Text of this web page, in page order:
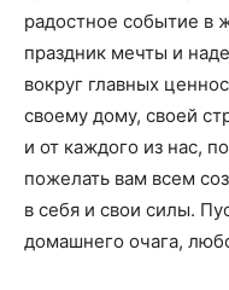
радостное событие в
праздник мечты и
вокруг главных
своему дому, своей
и от каждого из нас,
пожелать вам всем
в себя и свои силы.
домашнего очага,